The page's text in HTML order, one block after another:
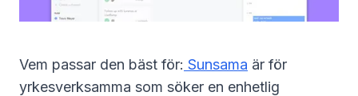
Vem passar den bäst för: Sunsama är för
yrkesverksamma som söker en enhetlig